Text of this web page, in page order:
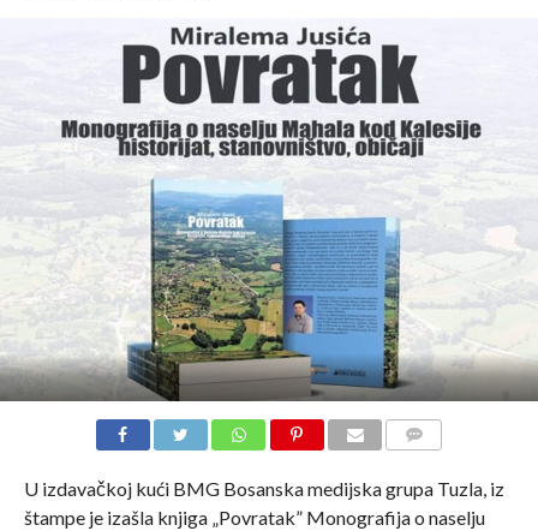
U izdavačkoj kući BMG Bosanska medijska grupa Tuzla, iz
štampe je izašla knjiga „Povratak” Monografija o naselju